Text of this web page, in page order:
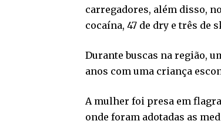
carregadores, além disso,
cocaína, 47 de dry e três de
Durante buscas na região,
anos com uma criança
A mulher foi presa em
onde foram adotadas as